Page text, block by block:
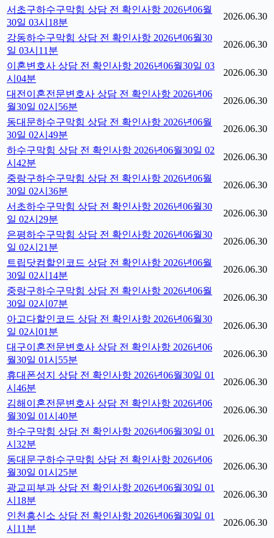
서초구하수구막힘 상담 전 확인사항 2026년06월
30일 03시18분
2026.06.30
강동하수구막힘 상담 전 확인사항 2026년06월30
일 03시11분
2026.06.30
이혼변호사 상담 전 확인사항 2026년06월30일 03
시04분
2026.06.30
대전이혼전문변호사 상담 전 확인사항 2026년06
월30일 02시56분
2026.06.30
동대문하수구막힘 상담 전 확인사항 2026년06월
30일 02시49분
2026.06.30
하수구막힘 상담 전 확인사항 2026년06월30일 02
시42분
2026.06.30
중랑구하수구막힘 상담 전 확인사항 2026년06월
30일 02시36분
2026.06.30
서초하수구막힘 상담 전 확인사항 2026년06월30
일 02시29분
2026.06.30
은평하수구막힘 상담 전 확인사항 2026년06월30
일 02시21분
2026.06.30
트립닷컴할인코드 상담 전 확인사항 2026년06월
30일 02시14분
2026.06.30
중랑구하수구막힘 상담 전 확인사항 2026년06월
30일 02시07분
2026.06.30
아고다할인코드 상담 전 확인사항 2026년06월30
일 02시01분
2026.06.30
대구이혼전문변호사 상담 전 확인사항 2026년06
월30일 01시55분
2026.06.30
휴대폰성지 상담 전 확인사항 2026년06월30일 01
시46분
2026.06.30
김해이혼전문변호사 상담 전 확인사항 2026년06
월30일 01시40분
2026.06.30
하수구막힘 상담 전 확인사항 2026년06월30일 01
시32분
2026.06.30
동대문구하수구막힘 상담 전 확인사항 2026년06
월30일 01시25분
2026.06.30
광교피부과 상담 전 확인사항 2026년06월30일 01
시18분
2026.06.30
인천흥신소 상담 전 확인사항 2026년06월30일 01
시11분
2026.06.30